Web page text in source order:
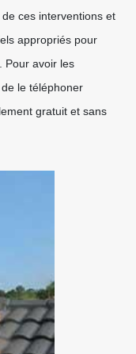
ces interventions et
appropriés pour
Pour avoir les
le téléphoner
gratuit et sans